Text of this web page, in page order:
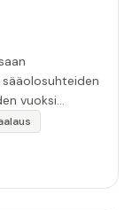
vuoksi
on oikein
tehtiin
maalareille: